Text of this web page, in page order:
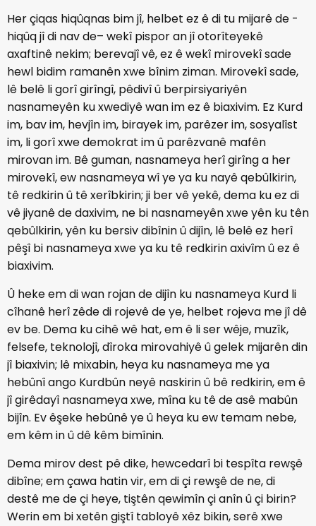
Her çiqas hiqûqnas bim jî, helbet ez ê di tu mijarê de -
hiqûq jî di nav de– wekî pispor an jî otorîteyekê
axaftinê nekim; berevajî vê, ez ê wekî mirovekî sade
hewl bidim ramanên xwe bînim ziman. Mirovekî sade,
lê belê li gorî girîngî, pêdivî û berpirsiyariyên
nasnameyên ku xwediyê wan im ez ê biaxivim. Ez Kurd
im, bav im, hevjîn im, birayek im, parêzer im, sosyalîst
im, li gorî xwe demokrat im û parêzvanê mafên
mirovan im. Bê guman, nasnameya herî girîng a her
mirovekî, ew nasnameya wî ye ya ku nayê qebûlkirin,
tê redkirin û tê xerîbkirin; ji ber vê yekê, dema ku ez di
vê jiyanê de daxivim, ne bi nasnameyên xwe yên ku tên
qebûlkirin, yên ku bersiv dibînin û dijîn, lê belê ez herî
pêşî bi nasnameya xwe ya ku tê redkirin axivîm û ez ê
biaxivim.
Û heke em di wan rojan de dijîn ku nasnameya Kurd li
cîhanê herî zêde di rojevê de ye, helbet rojeva me jî dê
ev be. Dema ku cihê wê hat, em ê li ser wêje, muzîk,
felsefe, teknolojî, dîroka mirovahiyê û gelek mijarên din
jî biaxivin; lê mixabin, heya ku nasnameya me ya
hebûnî ango Kurdbûn neyê naskirin û bê redkirin, em ê
jî girêdayî nasnameya xwe, mîna ku tê de asê mabûn
bijîn. Ev êşeke hebûnê ye û heya ku ew temam nebe,
em kêm in û dê kêm bimînin.
Dema mirov dest pê dike, hewcedarî bi tespîta rewşê
dibîne; em çawa hatin vir, em di çi rewşê de ne, di
destê me de çi heye, tiştên qewimîn çi anîn û çi birin?
Werin em bi xetên giştî tabloyê xêz bikin, serê xwe